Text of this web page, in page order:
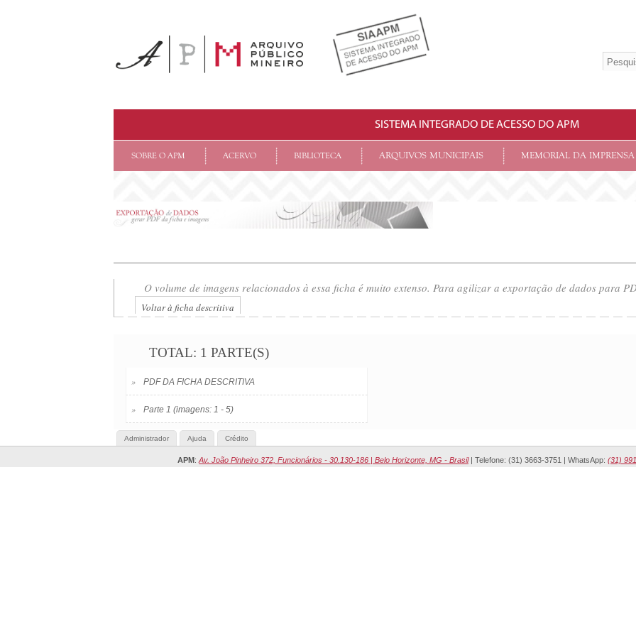
SISTEMA INTEGRADO DE ACESSO DO APM
SOBRE O APM ACERVO BIBLIOTECA ARQUIVOS MUNICIPAIS MEMORIAL DA IMPRENSA
O volume de imagens relacionados à essa ficha é muito extenso. Para agilizar a exportação de dados para
Voltar à ficha descritiva
TOTAL: 1 PARTE(S)
» PDF DA FICHA DESCRITIVA
» Parte 1 (imagens: 1 - 5)
Administrador Ajuda Crédito
APM: Av. João Pinheiro 372, Funcionários - 30.130-186 | Belo Horizonte, MG - Brasil| Telefone: (31) 3663-3751 | WhatsApp: (31)